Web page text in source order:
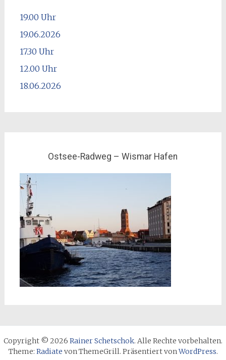
19.00 Uhr
19.06.2026
17.30 Uhr
12.00 Uhr
18.06.2026
Ostsee-Radweg – Wismar Hafen
Copyright © 2026 Rainer Schetschok. Alle Rechte vorbehalten.
Theme: Radiate von ThemeGrill. Präsentiert vonWordPress.